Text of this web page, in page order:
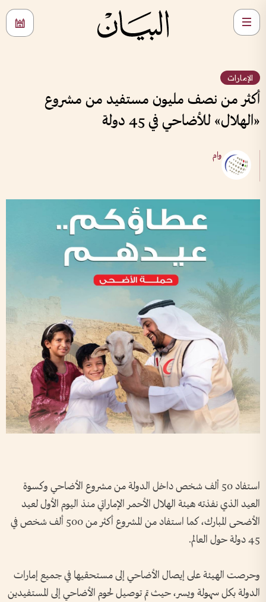
الإمارات
أكثر من نصف مليون مستفيد من مشروع
«الهلال» للأضاحي في 45 دولة
وام
استفاد 50 ألف شخص داخل الدولة من مشروع الأضاحي وكسوة
العيد الذي نفذته هيئة الهلال الأحمر الإماراتي منذ اليوم الأول لعيد
الأضحى المبارك، كما استفاد من المشروع أكثر من 500 ألف شخص في
45 دولة حول العالم.
وحرصت الهيئة على إيصال الأضاحي إلى مستحقيها في جميع إمارات
الدولة بكل سهولة ويسر، حيث تم توصيل لحوم الأضاحي إلى المستفيدين